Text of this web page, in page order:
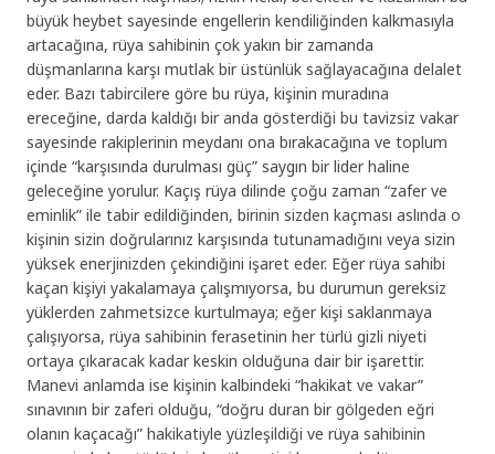
büyük heybet sayesinde engellerin kendiliğinden kalkmasıyla
artacağına, rüya sahibinin çok yakın bir zamanda
düşmanlarına karşı mutlak bir üstünlük sağlayacağına delalet
eder. Bazı tabircilere göre bu rüya, kişinin muradına
ereceğine, darda kaldığı bir anda gösterdiği bu tavizsiz vakar
sayesinde rakiplerinin meydanı ona bırakacağına ve toplum
içinde “karşısında durulması güç” saygın bir lider haline
geleceğine yorulur. Kaçış rüya dilinde çoğu zaman “zafer ve
eminlik” ile tabir edildiğinden, birinin sizden kaçması aslında o
kişinin sizin doğrularınız karşısında tutunamadığını veya sizin
yüksek enerjinizden çekindiğini işaret eder. Eğer rüya sahibi
kaçan kişiyi yakalamaya çalışmıyorsa, bu durumun gereksiz
yüklerden zahmetsizce kurtulmaya; eğer kişi saklanmaya
çalışıyorsa, rüya sahibinin ferasetinin her türlü gizli niyeti
ortaya çıkaracak kadar keskin olduğuna dair bir işarettir.
Manevi anlamda ise kişinin kalbindeki “hakikat ve vakar”
sınavının bir zaferi olduğu, “doğru duran bir gölgeden eğri
olanın kaçacağı” hakikatiyle yüzleşildiği ve rüya sahibinin